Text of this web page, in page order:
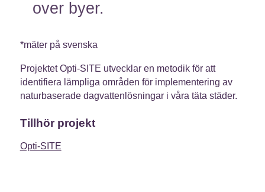
over byer.
*mäter på svenska
Projektet Opti-SITE utvecklar en metodik för att
identifiera lämpliga områden för implementering av
naturbaserade dagvattenlösningar i våra täta städer.
Tillhör projekt
Opti-SITE